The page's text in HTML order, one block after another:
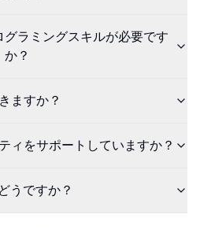
ラミングスキルが必要です
か？
ますか？
ィをサポートしていますか？
うですか？